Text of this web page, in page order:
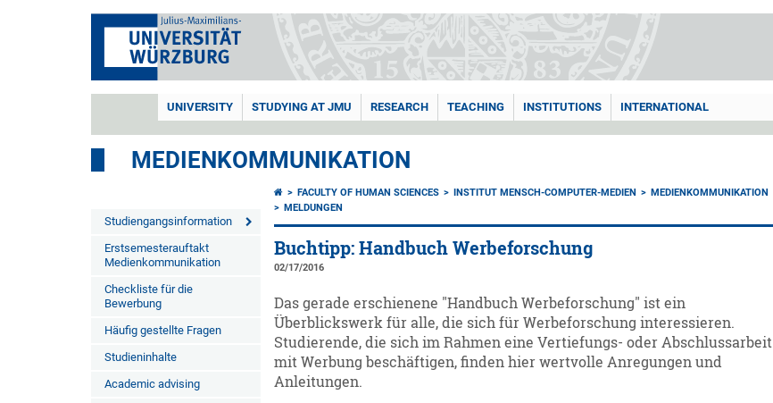
UNIVERSITY STUDYING AT JMU RESEARCH TEACHING INSTITUTIONS INTERNATIONAL
MEDIENKOMMUNIKATION
Studiengangsinformation
Erstsemesterauftakt
Medienkommunikation
Checkliste für die
Bewerbung
Häufig gestellte Fragen
Studieninhalte
Academic advising
FACULTY OF HUMAN SCIENCES INSTITUT MENSCH-COMPUTER-MEDIEN
MEDIENKOMMUNIKATION
MELDUNGEN
Buchtipp: Handbuch Werbeforschung
02/17/2016
Das gerade erschienene "Handbuch Werbeforschung" ist ein
Überblickswerk für alle, die sich für Werbeforschung interessieren.
Studierende, die sich im Rahmen eine Vertiefungs- oder Abschlussarbeit
mit Werbung beschäftigen, finden hier wertvolle Anregungen und
Anleitungen.